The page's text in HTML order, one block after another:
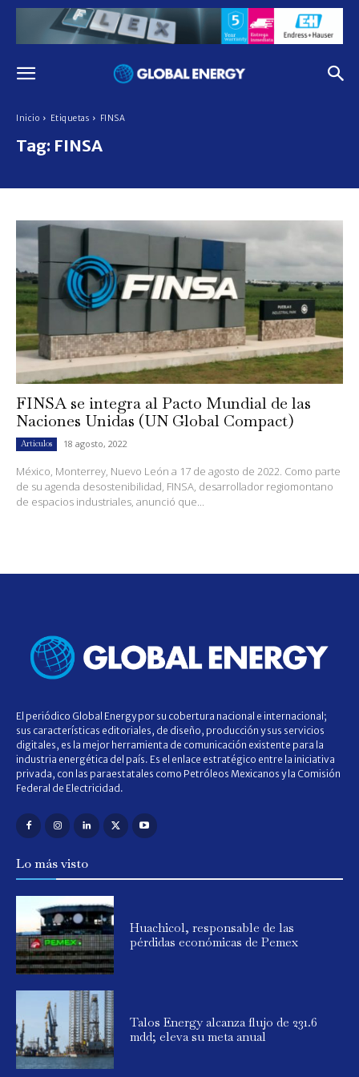
Inicio Etiquetas FINSA
Tag: FINSA
FINSA se integra al Pacto Mundial de las
Naciones Unidas (UN Global Compact)
Artículos 18 agosto, 2022
México, Monterrey, Nuevo León a 17 de agosto de 2022. Como parte
de su agenda desostenibilidad, FINSA, desarrollador regiomontano
de espacios industriales, anunció que...
El periódico Global Energy por su cobertura nacional e internacional;
sus características editoriales, de diseño, producción y sus servicios
digitales, es la mejor herramienta de comunicación existente para la
industria energética del país. Es el enlace estratégico entre la iniciativa
privada, con las paraestatales como Petróleos Mexicanos y la Comisión
Federal de Electricidad.
Lo más visto
Huachicol, responsable de las
pérdidas económicas de Pemex
Talos Energy alcanza flujo de 231.6
mdd; eleva su meta anual